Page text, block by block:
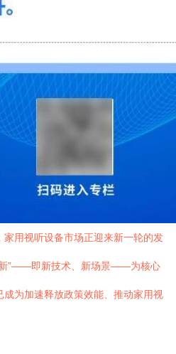
家用视听设备市场正迎来新一轮的发
新”——即新技术、新场景——为核心
为加速释放政策效能、推动家用视